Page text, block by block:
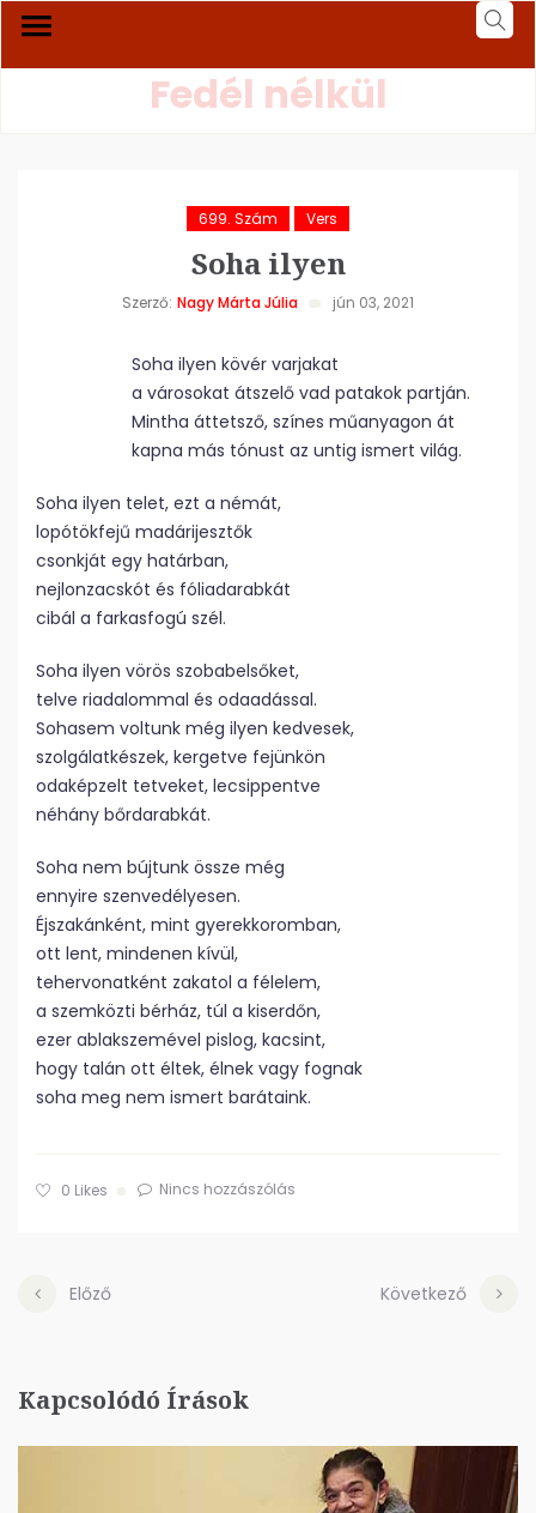
Fedél nélkül
699. Szám Vers
Soha ilyen
Szerző: Nagy Márta Júlia jún 03, 2021
Soha ilyen kövér varjakat
a városokat átszelő vad patakok partján.
Mintha áttetsző, színes műanyagon át
kapna más tónust az untig ismert világ.
Soha ilyen telet, ezt a némát,
lopótökfejű madárijesztők
csonkját egy határban,
nejlonzacskót és fóliadarabkát
cibál a farkasfogú szél.
Soha ilyen vörös szobabelsőket,
telve riadalommal és odaadással.
Sohasem voltunk még ilyen kedvesek,
szolgálatkészek, kergetve fejünkön
odaképzelt tetveket, lecsippentve
néhány bőrdarabkát.
Soha nem bújtunk össze még
ennyire szenvedélyesen.
Éjszakánként, mint gyerekkoromban,
ott lent, mindenen kívül,
tehervonatként zakatol a félelem,
a szemközti bérház, túl a kiserdőn,
ezer ablakszemével pislog, kacsint,
hogy talán ott éltek, élnek vagy fognak
soha meg nem ismert barátaink.
0 Likes Nincs hozzászólás
Előző Következő
Kapcsolódó Írások